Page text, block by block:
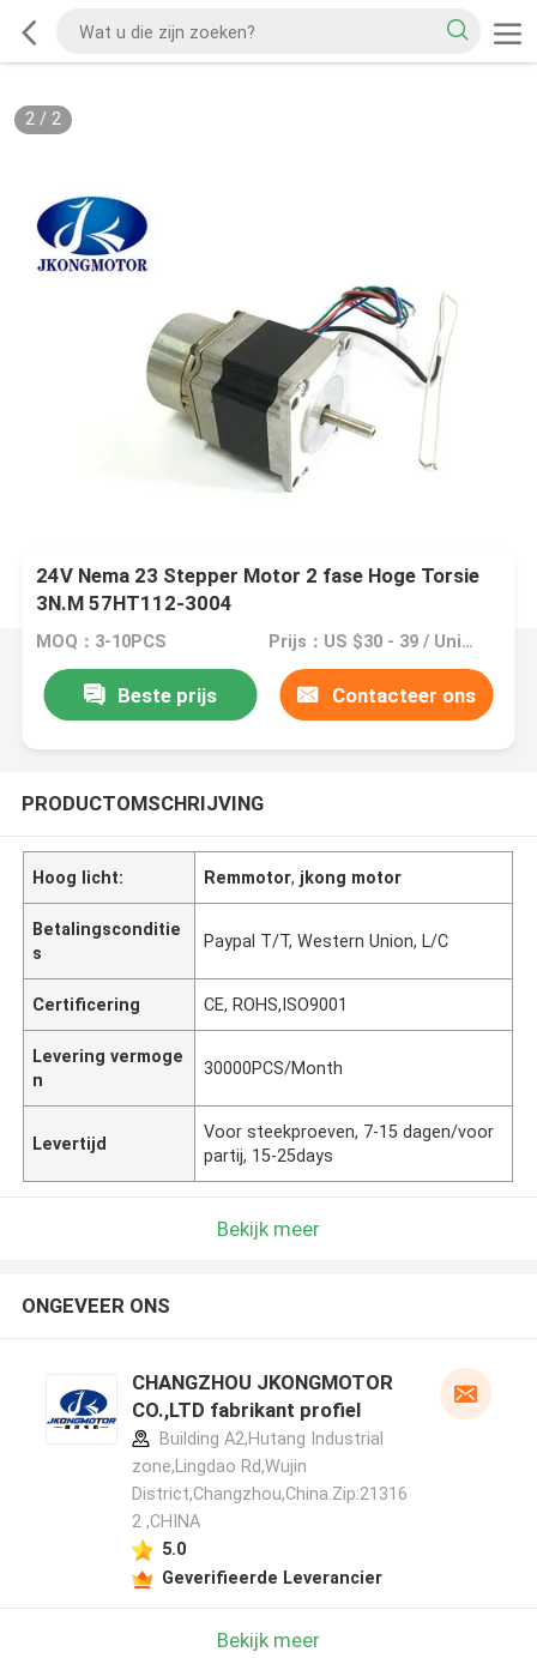
2/ 2
24V Nema 23 Stepper Motor 2 fase Hoge Torsie
3N.M 57HT112-3004
MOQ：3-10PCS Prijs：US $30 - 39 / Units | 3 Unit/Units (Min. Order)
Beste prijs Contacteer ons
PRODUCTOMSCHRIJVING
Hoog licht: Remmotor, jkong motor
Betalingsconditie
s
Paypal T/T, Western Union, L/C
Certificering CE, ROHS,ISO9001
Levering vermoge
n
30000PCS/Month
Levertijd
Voor steekproeven, 7-15 dagen/voor
partij, 15-25days
Bekijk meer
ONGEVEER ONS
CHANGZHOU JKONGMOTOR
CO.,LTD fabrikant profiel
Building A2,Hutang Industrial
zone,Lingdao Rd,Wujin
District,Changzhou,China.Zip:21316
2 ,CHINA
5.0
Geverifieerde Leverancier
Bekijk meer